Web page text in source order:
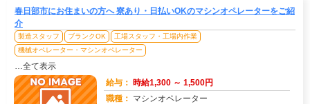
春日部市にお住まいの方へ 寮あり・日払いOKのマシンオペレーターをご紹
介
製造スタッフ ブランクOK
工場スタッフ・工場内作業
機械オペレーター・マシンオペレーター
…全て表示
給与： 時給1,300 ～ 1,500円
職種： マシンオペレーター